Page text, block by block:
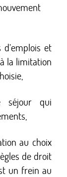
et
la limitation
séjour qui
au choix
de droit
un frein au